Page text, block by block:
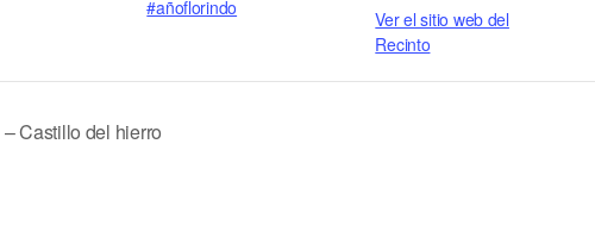
#añoflorindo
Ver el sitio web del
Recinto
Castillo del hierro